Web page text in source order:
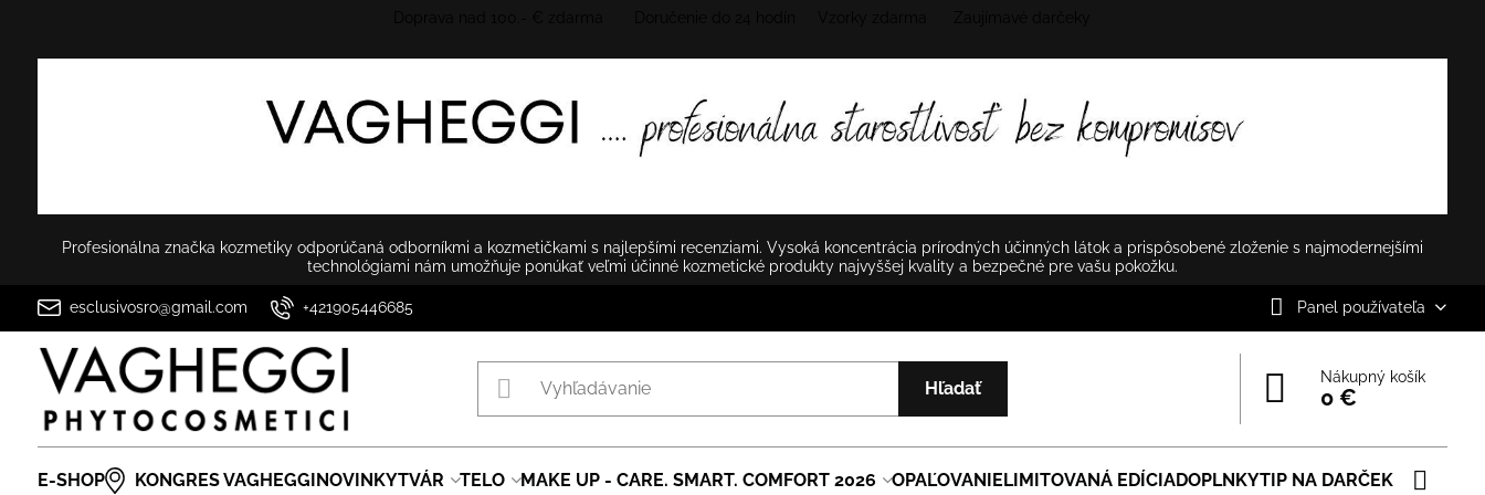
Profesionálna značka kozmetiky odporúčaná odborníkmi a kozmetičkami s najlepšími recenziami. Vysoká koncentrácia prírodných účinných látok a prispôsobené zloženie s najmodernejšími
technológiami nám umožňuje ponúkať veľmi účinné kozmetické produkty najvyššej kvality a bezpečné pre vašu pokožku.
esclusivosro@gmail.com +421905446685 Panel používateľa
Hľadať
Nákupný košík
0 €
E-SHOP KONGRES VAGHEGGINOVINKYTVÁR TELO MAKE UP - CARE. SMART. COMFORT 2026 OPAĽOVANIELIMITOVANÁ EDÍCIADOPLNKYTIP NA DARČEK